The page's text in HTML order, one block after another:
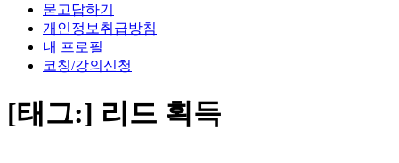
묻고답하기
개인정보취급방침
내 프로필
코칭/강의신청
[태그:] 리드 획득